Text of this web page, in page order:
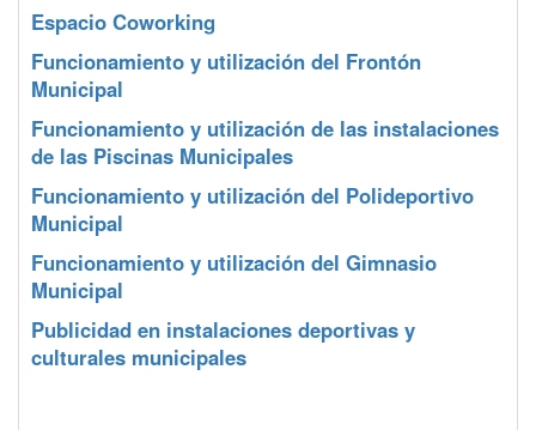
Espacio Coworking
Funcionamiento y utilización del Frontón
Municipal
Funcionamiento y utilización de las instalaciones
de las Piscinas Municipales
Funcionamiento y utilización del Polideportivo
Municipal
Funcionamiento y utilización del Gimnasio
Municipal
Publicidad en instalaciones deportivas y
culturales municipales